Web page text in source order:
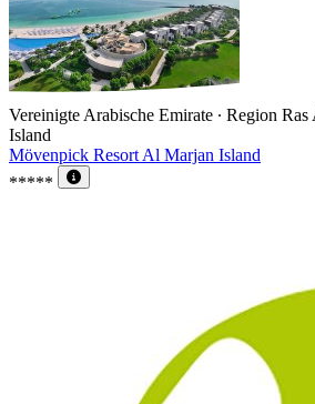
Vereinigte Arabische Emirate ∙ Region
Island
Mövenpick Resort Al Marjan Island
*****